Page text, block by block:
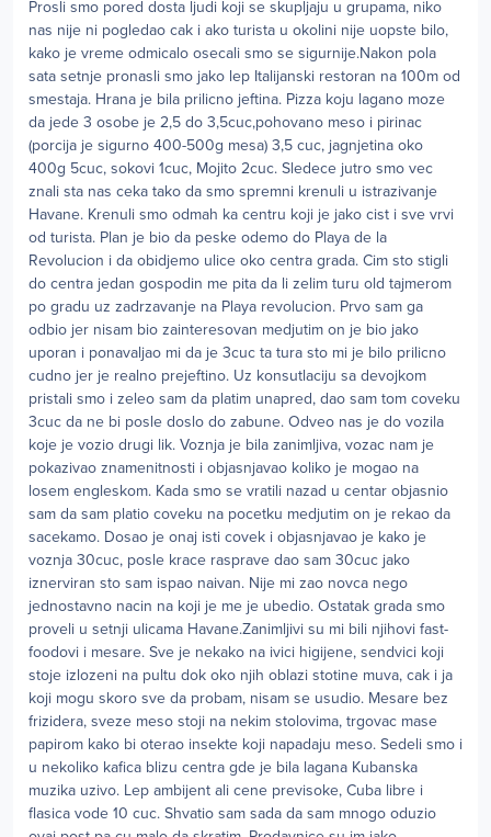
Prosli smo pored dosta ljudi koji se skupljaju u grupama, niko
nas nije ni pogledao cak i ako turista u okolini nije uopste bilo,
kako je vreme odmicalo osecali smo se sigurnije.Nakon pola
sata setnje pronasli smo jako lep Italijanski restoran na 100m od
smestaja. Hrana je bila prilicno jeftina. Pizza koju lagano moze
da jede 3 osobe je 2,5 do 3,5cuc,pohovano meso i pirinac
(porcija je sigurno 400-500g mesa) 3,5 cuc, jagnjetina oko
400g 5cuc, sokovi 1cuc, Mojito 2cuc. Sledece jutro smo vec
znali sta nas ceka tako da smo spremni krenuli u istrazivanje
Havane. Krenuli smo odmah ka centru koji je jako cist i sve vrvi
od turista. Plan je bio da peske odemo do Playa de la
Revolucion i da obidjemo ulice oko centra grada. Cim sto stigli
do centra jedan gospodin me pita da li zelim turu old tajmerom
po gradu uz zadrzavanje na Playa revolucion. Prvo sam ga
odbio jer nisam bio zainteresovan medjutim on je bio jako
uporan i ponavaljao mi da je 3cuc ta tura sto mi je bilo prilicno
cudno jer je realno prejeftino. Uz konsutlaciju sa devojkom
pristali smo i zeleo sam da platim unapred, dao sam tom coveku
3cuc da ne bi posle doslo do zabune. Odveo nas je do vozila
koje je vozio drugi lik. Voznja je bila zanimljiva, vozac nam je
pokazivao znamenitnosti i objasnjavao koliko je mogao na
losem engleskom. Kada smo se vratili nazad u centar objasnio
sam da sam platio coveku na pocetku medjutim on je rekao da
sacekamo. Dosao je onaj isti covek i objasnjavao je kako je
voznja 30cuc, posle krace rasprave dao sam 30cuc jako
iznerviran sto sam ispao naivan. Nije mi zao novca nego
jednostavno nacin na koji je me je ubedio. Ostatak grada smo
proveli u setnji ulicama Havane.Zanimljivi su mi bili njihovi fast-
foodovi i mesare. Sve je nekako na ivici higijene, sendvici koji
stoje izlozeni na pultu dok oko njih oblazi stotine muva, cak i ja
koji mogu skoro sve da probam, nisam se usudio. Mesare bez
frizidera, sveze meso stoji na nekim stolovima, trgovac mase
papirom kako bi oterao insekte koji napadaju meso. Sedeli smo i
u nekoliko kafica blizu centra gde je bila lagana Kubanska
muzika uzivo. Lep ambijent ali cene previsoke, Cuba libre i
flasica vode 10 cuc. Shvatio sam sada da sam mnogo oduzio